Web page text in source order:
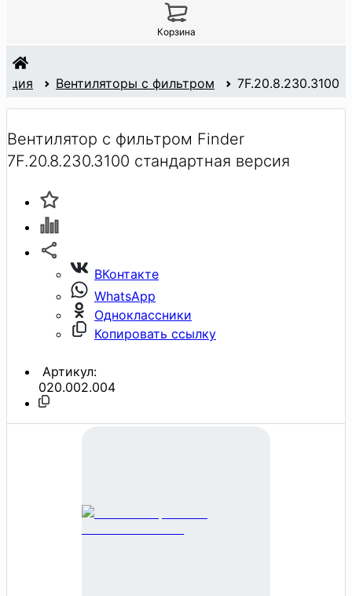
Корзина
Вентиляторы с фильтром 7F.20.8.230.3100
Вентилятор с фильтром Finder
7F.20.8.230.3100 стандартная версия
ВКонтакте
WhatsApp
Одноклассники
Копировать ссылку
Артикул:
020.002.004